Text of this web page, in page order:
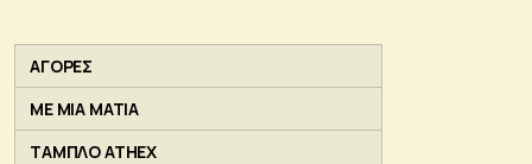
ΑΓΟΡΕΣ
ΜΕ ΜΙΑ ΜΑΤΙΑ
ΤΑΜΠΛΟ ATHEX